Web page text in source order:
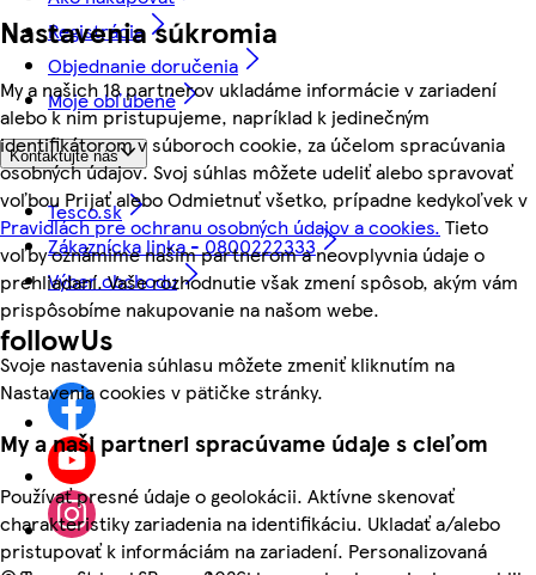
Nastavenia súkromia
My a našich 18 partnerov ukladáme informácie v zariadení
alebo k nim pristupujeme, napríklad k jedinečným
identifikátorom v súboroch cookie, za účelom spracúvania
osobných údajov. Svoj súhlas môžete udeliť alebo spravovať
voľbou Prijať alebo Odmietnuť všetko, prípadne kedykoľvek v
Pravidlách pre ochranu osobných údajov a cookies. Tieto
voľby oznámime našim partnerom a neovplyvnia údaje o
prehliadaní. Vaše rozhodnutie však zmení spôsob, akým vám
prispôsobíme nakupovanie na našom webe.
Svoje nastavenia súhlasu môžete zmeniť kliknutím na
Nastavenia cookies v pätičke stránky.
My a naši partneri spracúvame údaje s cieľom
Používať presné údaje o geolokácii. Aktívne skenovať
charakteristiky zariadenia na identifikáciu. Ukladať a/alebo
pristupovať k informáciám na zariadení. Personalizovaná
Registrácia
Objednanie doručenia
Moje obľúbené
Kontaktujte nás
Tesco.sk
Zákaznícka linka - 0800222333
Výber obchodu
followUs